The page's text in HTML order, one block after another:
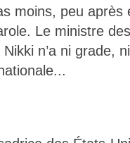
moins, peu après
Le ministre
n’a ni grade,